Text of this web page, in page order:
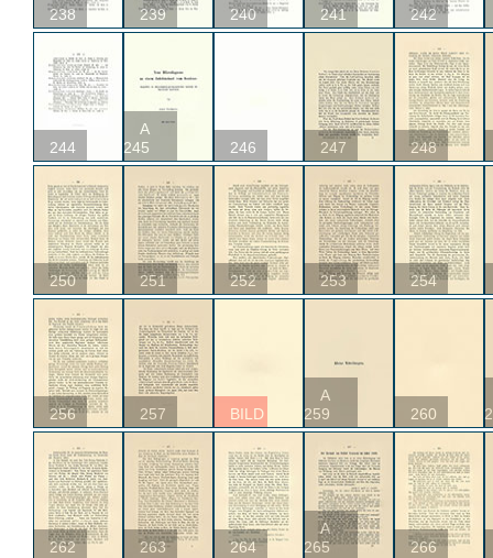
238 239 240 241 242
244
A
245
246 247 248
250 251 252 253 254
256 257 BILD
A
259
260
262 263 264
A
265
266